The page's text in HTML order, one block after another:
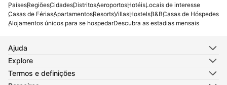
PaísesRegiõesCidadesDistritosAeroportosHotéisLocais de interesse
Casas de FériasApartamentosResortsVillasHostelsB&BCasas de Hóspedes
Alojamentos únicos para se hospedarDescubra as estadias mensais
Ajuda
Explore
Termos e definições